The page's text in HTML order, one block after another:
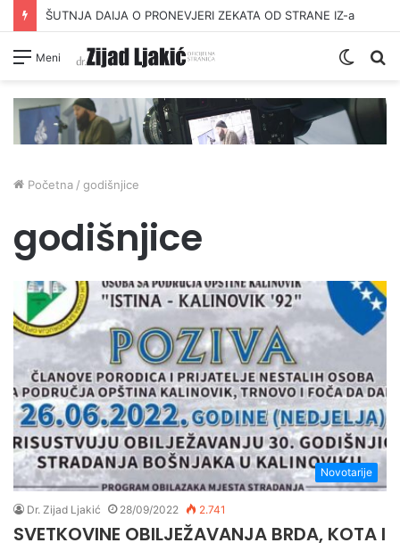
ŠUTNJA DAIJA O PRONEVJERI ZEKATA OD STRANE IZ-a
Meni
Switch
Početna / godišnjice
godišnjice
Novotarije
Dr. Zijad Ljakić 28/09/2022 2.741
SVETKOVINE OBILJEŽAVANJA BRDA, KOTA I